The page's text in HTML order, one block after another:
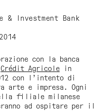
& Investment Bank
con la banca
Crédit Agricole in
con l’intento di
arte e impresa. Ogni
filiale milanese
ad ospitare per il